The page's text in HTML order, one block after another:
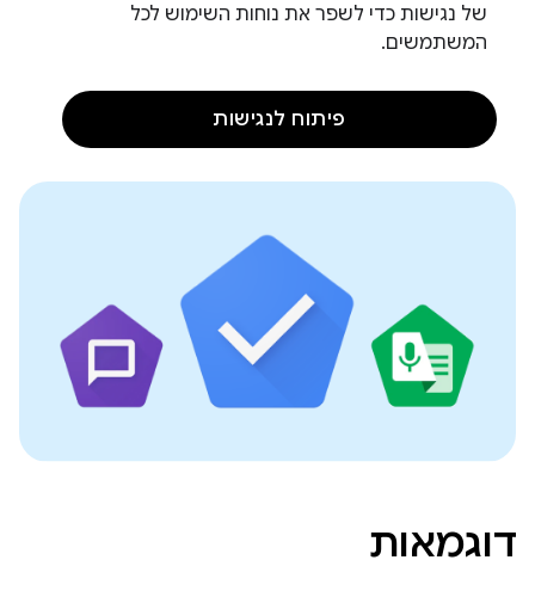
של נגישות כדי לשפר את נוחות השימוש לכל
המשתמשים.
פיתוח לנגישות
דוגמאות